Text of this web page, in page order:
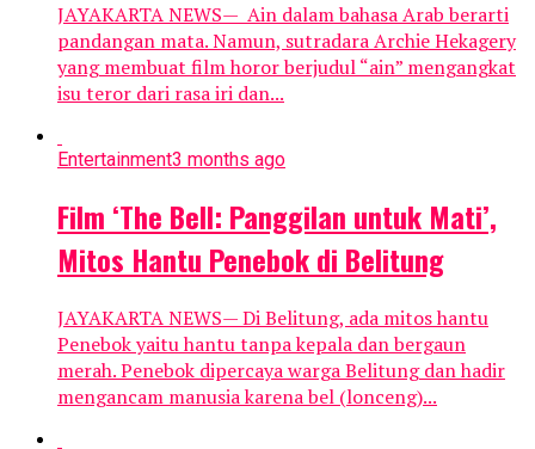
JAYAKARTA NEWS— Ain dalam bahasa Arab berarti
pandangan mata. Namun, sutradara Archie Hekagery
yang membuat film horor berjudul “ain” mengangkat
isu teror dari rasa iri dan...
Entertainment3 months ago
Film ‘The Bell: Panggilan untuk Mati’,
Mitos Hantu Penebok di Belitung
JAYAKARTA NEWS— Di Belitung, ada mitos hantu
Penebok yaitu hantu tanpa kepala dan bergaun
merah. Penebok dipercaya warga Belitung dan hadir
mengancam manusia karena bel (lonceng)...